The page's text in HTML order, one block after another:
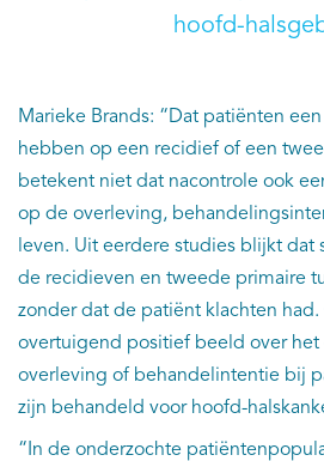
hoofd-
Marieke Brands: “Dat patiënten
hebben op een recidief of een
betekent niet dat nacontrole ook
op de overleving,
leven. Uit eerdere studies blijkt dat
de recidieven en tweede primaire
zonder dat de patiënt klachten had.
overtuigend positief beeld over
overleving of behandelintentie bij
zijn behandeld voor hoofd-
“In de onderzochte